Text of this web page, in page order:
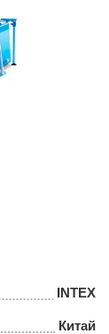
INTEX
Китай